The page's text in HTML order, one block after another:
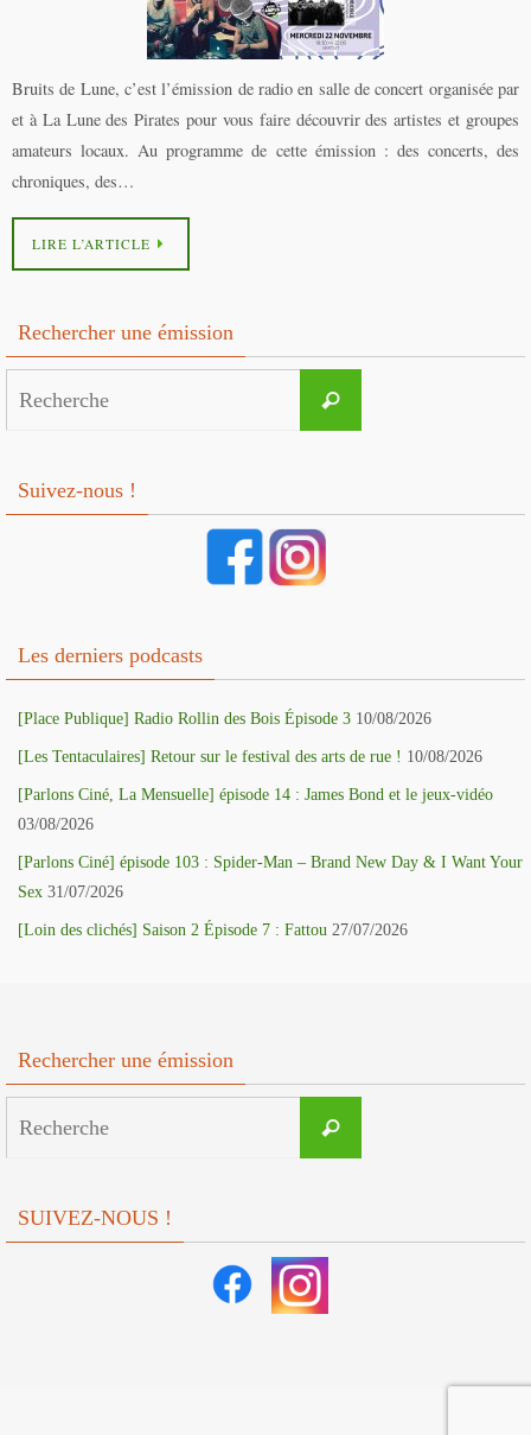
Bruits de Lune, c’est l’émission de radio en salle de concert organisée par
et à La Lune des Pirates pour vous faire découvrir des artistes et groupes
amateurs locaux. Au programme de cette émission : des concerts, des
chroniques, des…
LIRE L’ARTICLE
Rechercher une émission
Recherche
Suivez-nous !
Les derniers podcasts
[Place Publique] Radio Rollin des Bois Épisode 3 10/08/2026
[Les Tentaculaires] Retour sur le festival des arts de rue ! 10/08/2026
[Parlons Ciné, La Mensuelle] épisode 14 : James Bond et le jeux-vidéo
03/08/2026
[Parlons Ciné] épisode 103 : Spider-Man – Brand New Day & I Want Your
Sex 31/07/2026
[Loin des clichés] Saison 2 Épisode 7 : Fattou 27/07/2026
Rechercher une émission
Recherche
SUIVEZ-NOUS !